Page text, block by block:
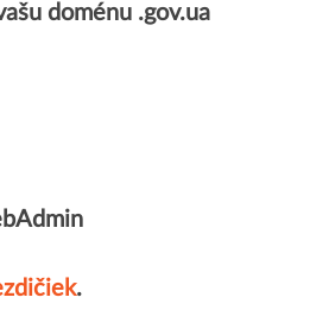
doménu .gov.ua
.